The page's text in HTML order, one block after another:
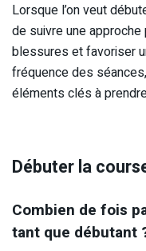
Lorsque l’on veut
de suivre une
blessures et favoriser
fréquence des
éléments clés à
Débuter la
Combien de fois
tant que débutant